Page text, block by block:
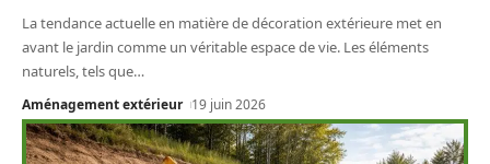
La tendance actuelle en matière de décoration extérieure met en
avant le jardin comme un véritable espace de vie. Les éléments
naturels, tels que…
Aménagement extérieur 19 juin 2026